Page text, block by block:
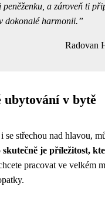
a zároveň ti
dokonalé harmonii.
Radovan
ubytování v bytě
se střechou nad hlavou,
je příležitost,
pracovat ve velkém